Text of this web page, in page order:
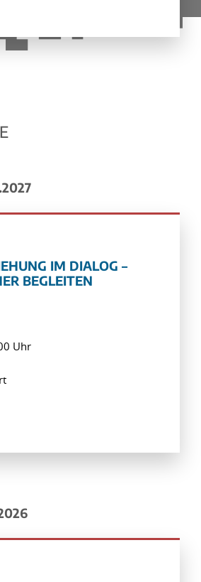
IM DIALOG –
BEGLEITEN
Uhr